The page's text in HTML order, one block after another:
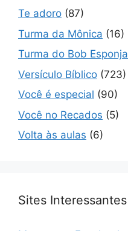
Te adoro (87)
Turma da Mônica (16)
Turma do Bob Esponja
Versículo Bíblico (723)
Você é especial (90)
Você no Recados (5)
Volta às aulas (6)
Sites Interessantes